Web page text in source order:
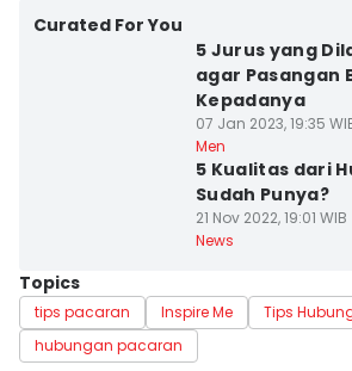
Curated For You
5 Jurus yang
agar Pasangan
Kepadanya
07 Jan 2023, 19:35
Men
5 Kualitas dari
Sudah Punya?
21 Nov 2022, 19:01 WIB
News
Topics
tips pacaran Inspire Me
Tips
hubungan pacaran